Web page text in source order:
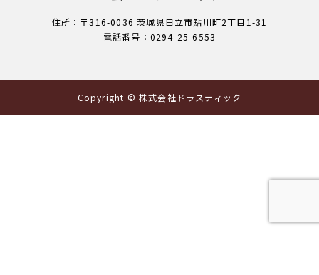
住所：〒316-0036 茨城県日立市鮎川町2丁目1-31
電話番号：0294-25-6553
Copyright © 株式会社ドラスティック